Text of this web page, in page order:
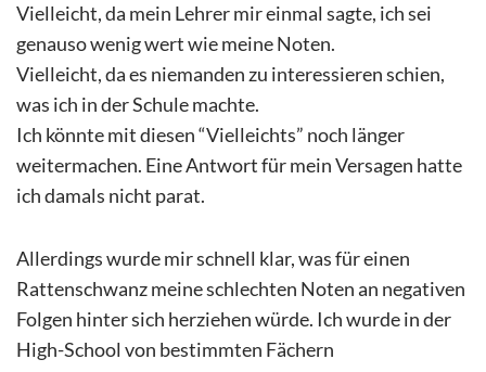
Vielleicht, da mein Lehrer mir einmal sagte, ich sei
genauso wenig wert wie meine Noten.
Vielleicht, da es niemanden zu interessieren schien,
was ich in der Schule machte.
Ich könnte mit diesen “Vielleichts” noch länger
weitermachen. Eine Antwort für mein Versagen hatte
ich damals nicht parat.
Allerdings wurde mir schnell klar, was für einen
Rattenschwanz meine schlechten Noten an negativen
Folgen hinter sich herziehen würde. Ich wurde in der
High-School von bestimmten Fächern